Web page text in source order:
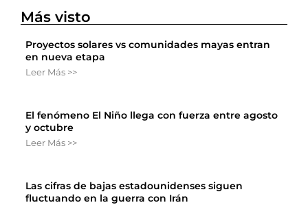
Más visto
Proyectos solares vs comunidades mayas entran
en nueva etapa
Leer Más >>
El fenómeno El Niño llega con fuerza entre agosto
y octubre
Leer Más >>
Las cifras de bajas estadounidenses siguen
fluctuando en la guerra con Irán